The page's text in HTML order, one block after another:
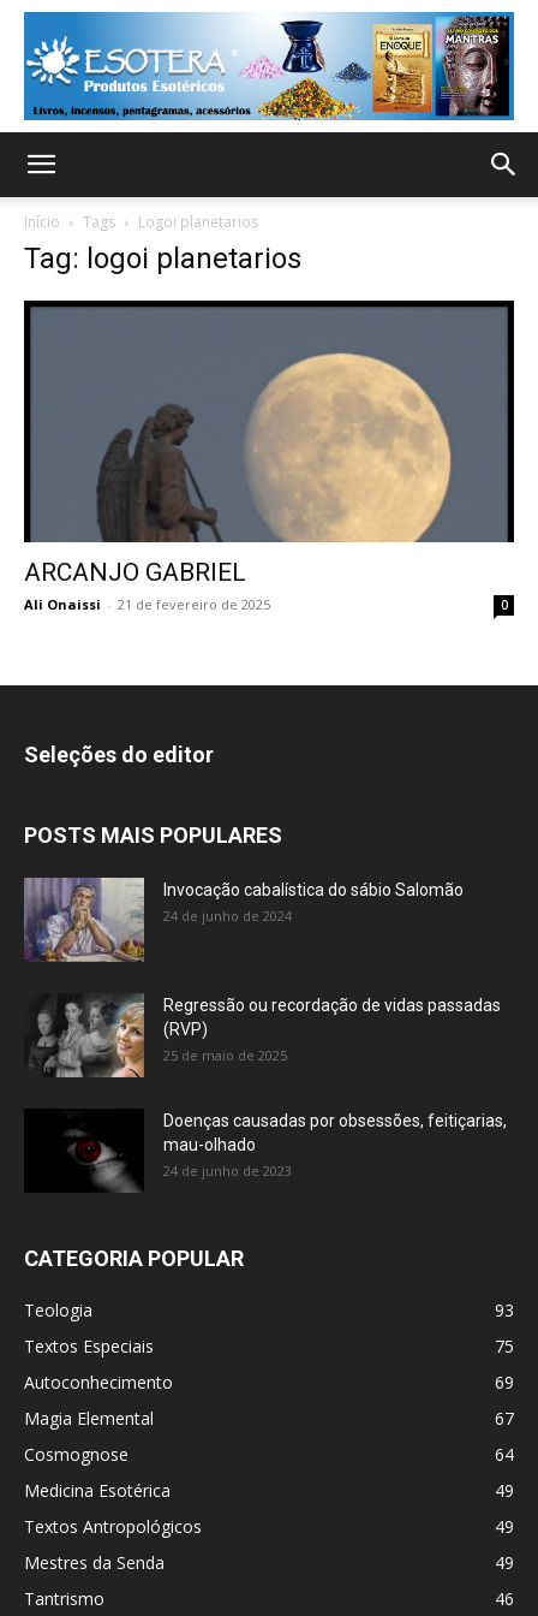
Início Tags Logoi planetarios
Tag: logoi planetarios
ARCANJO GABRIEL
Ali Onaissi - 21 de fevereiro de 2025 0
Seleções do editor
POSTS MAIS POPULARES
Invocação cabalística do sábio Salomão
24 de junho de 2024
Regressão ou recordação de vidas passadas
(RVP)
25 de maio de 2025
Doenças causadas por obsessões, feitiçarias,
mau-olhado
24 de junho de 2023
CATEGORIA POPULAR
Teologia
93
Textos Especiais
75
Autoconhecimento
69
Magia Elemental
67
Cosmognose
64
Medicina Esotérica
49
Textos Antropológicos
49
Mestres da Senda
49
Tantrismo
46